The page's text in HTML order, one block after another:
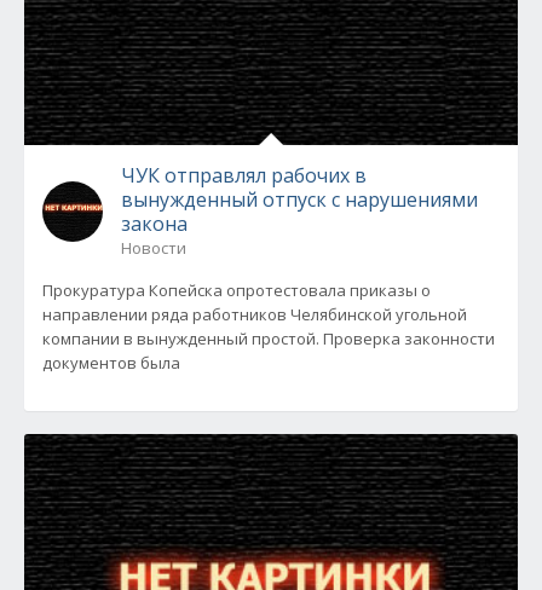
ЧУК отправлял рабочих в
вынужденный отпуск с нарушениями
закона
Новости
Прокуратура Копейска опротестовала приказы о
направлении ряда работников Челябинской угольной
компании в вынужденный простой. Проверка законности
документов была